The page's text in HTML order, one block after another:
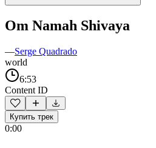
Om Namah Shivaya
—Serge Quadrado
world
6:53
Content ID
Купить трек
0:00